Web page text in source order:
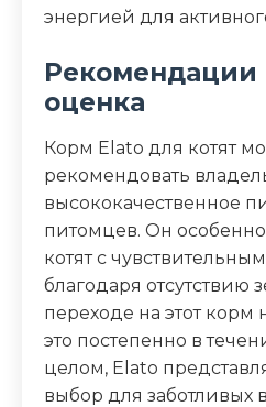
энергией для
Рекомендации
оценка
Корм Elato для котят
рекомендовать
высококачественное
питомцев. Он
котят с
благодаря отсутствию
переходе на этот корм
это постепенно в
целом, Elato
выбор для заботливых